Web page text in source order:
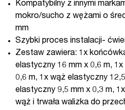
Kompatybilny z innymi
mokro/sucho z wężami o
mm
Szybki proces instalacji-
Zestaw zawiera: 1x
elastyczny 16 mm x 0,6 m,
0,6 m, 1x wąż elastyczny
elastyczny 9,5 mm x 0,3 m,
wąż i trwała walizka do